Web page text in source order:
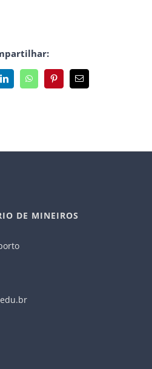
LinkedInWhatsAppPinterest
E-
mail
DE MINEIROS